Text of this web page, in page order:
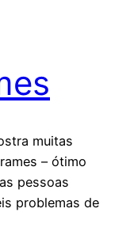
muitas
– ótimo
pessoas
problemas de